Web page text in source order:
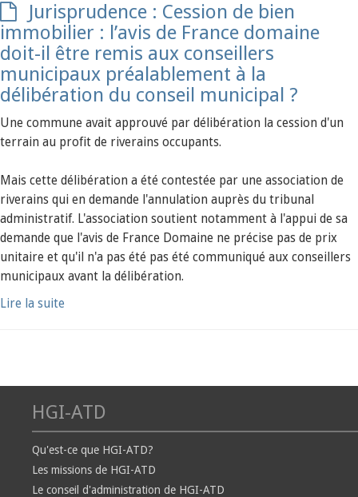
Jurisprudence : Cession de bien
immobilier : l’avis de France domaine
doit-il être remis aux conseillers
municipaux préalablement à la
délibération du conseil municipal ?
Une commune avait approuvé par délibération la cession d'un
terrain au profit de riverains occupants.
Mais cette délibération a été contestée par une association de
riverains qui en demande l'annulation auprès du tribunal
administratif. L'association soutient notamment à l'appui de sa
demande que l'avis de France Domaine ne précise pas de prix
unitaire et qu'il n'a pas été pas été communiqué aux conseillers
municipaux avant la délibération.
Lire la suite
HGI-ATD
Qu'est-ce que HGI-ATD?
Les missions de HGI-ATD
Le conseil d'administration de HGI-ATD